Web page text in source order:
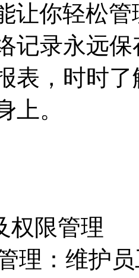
让你轻松
记录永远
表，时时
上。
权限管理
理：维护